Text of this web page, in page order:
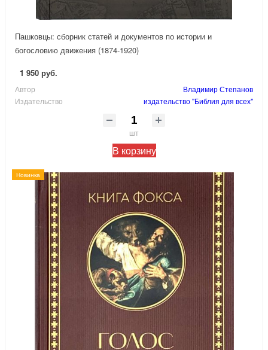
Пашковцы: сборник статей и документов по истории и
богословию движения (1874-1920)
1 950 руб.
Автор
Владимир Степанов
Издательство
издательство "Библия для всех"
шт
В корзину
Новинка